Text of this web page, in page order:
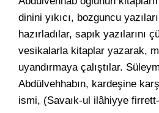
dinini yıkıcı, bozguncu
hazırladılar, sapık yazılarını
vesikalarla kitaplar yazarak,
uyandırmaya çalıştılar.
Abdülvehhabın, kardeşine
ismi, (Savaık-ul ilâhiyye